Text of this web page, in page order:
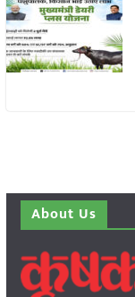
About Us